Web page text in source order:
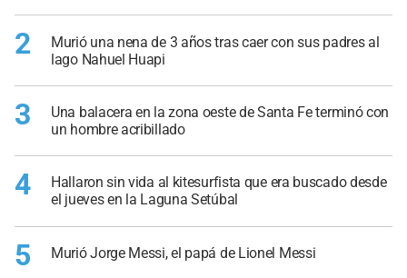
2
Murió una nena de 3 años tras caer con sus padres al
lago Nahuel Huapi
3
Una balacera en la zona oeste de Santa Fe terminó con
un hombre acribillado
4
Hallaron sin vida al kitesurfista que era buscado desde
el jueves en la Laguna Setúbal
5 Murió Jorge Messi, el papá de Lionel Messi